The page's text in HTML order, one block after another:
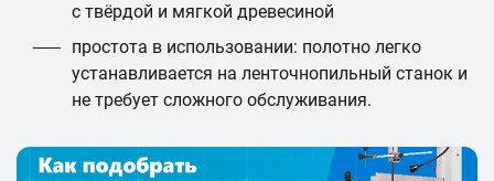
с твёрдой и мягкой древесиной
простота в использовании: полотно легко
устанавливается на ленточнопильный станок и
не требует сложного обслуживания.